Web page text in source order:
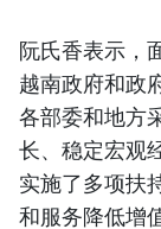
阮氏香表示，
越南政府和政
各部委和地方
长、稳定宏观
实施了多项扶
和服务降低增